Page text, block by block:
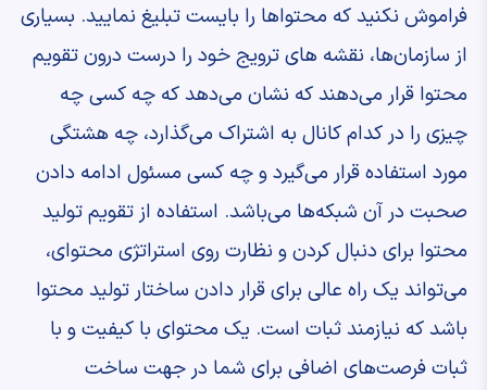
فراموش نکنید که محتواها را بایست تبلیغ نمایید. بسیاری
از سازمان‌ها، نقشه های ترویج خود را درست درون تقویم
محتوا قرار می‌دهند که نشان می‌دهد که چه کسی چه
چیزی را در کدام کانال به اشتراک می‌گذارد، چه هشتگی
مورد استفاده قرار می‌گیرد و چه کسی مسئول ادامه دادن
صحبت در آن شبکه‌ها می‌باشد. استفاده از تقویم تولید
محتوا برای دنبال کردن و نظارت روی استراتژی محتوای،
می‌تواند یک راه عالی برای قرار دادن ساختار تولید محتوا
باشد که نیازمند ثبات است. یک محتوای با کیفیت و با
ثبات فرصت‌های اضافی برای شما در جهت ساخت